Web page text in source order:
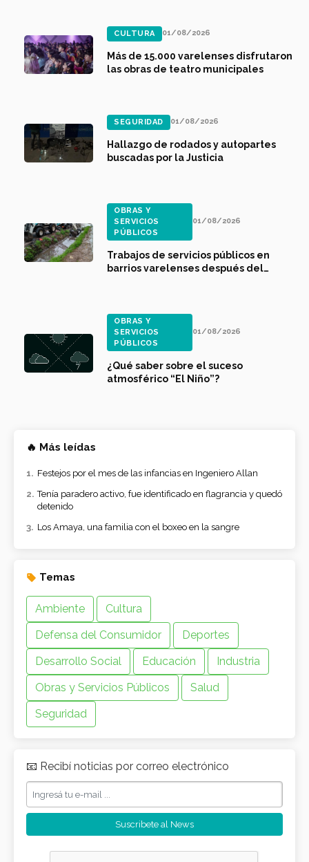
CULTURA 01/08/2026
Más de 15.000 varelenses disfrutaron
las obras de teatro municipales
SEGURIDAD 01/08/2026
Hallazgo de rodados y autopartes
buscadas por la Justicia
OBRAS Y
SERVICIOS
PÚBLICOS
01/08/2026
Trabajos de servicios públicos en
barrios varelenses después del
OBRAS Y
SERVICIOS
PÚBLICOS
01/08/2026
¿Qué saber sobre el suceso
atmosférico “El Niño”?
🔥 Más leídas
Festejos por el mes de las infancias en Ingeniero Allan
Tenía paradero activo, fue identificado en flagrancia y quedó
detenido
Los Amaya, una familia con el boxeo en la sangre
Temas
Ambiente
Cultura
Defensa del Consumidor
Deportes
Desarrollo Social
Educación
Industria
Obras y Servicios Públicos
Salud
Seguridad
📧 Recibí noticias por correo electrónico